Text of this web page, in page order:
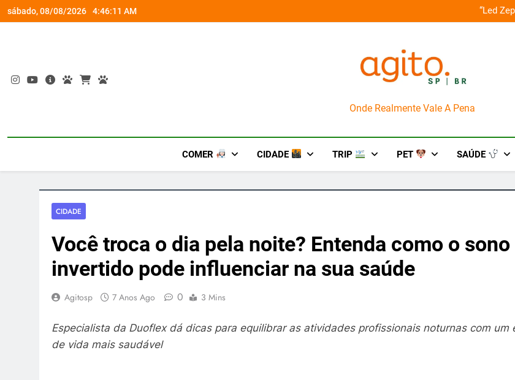
Skip
to
sábado, 08/08/2026 4:46:11 AM
ao diabetes “Led
AgitoSP
Onde Realmente Vale A Pena
COMER CIDADE TRIP PET SAÚDE
CIDADE
Você troca o dia pela noite? Entenda como o sono
invertido pode influenciar na sua saúde
Agitosp 7 Anos Ago 0 3 Mins
Especialista da Duoflex dá dicas para equilibrar as atividades profissionais noturnas com um
de vida mais saudável